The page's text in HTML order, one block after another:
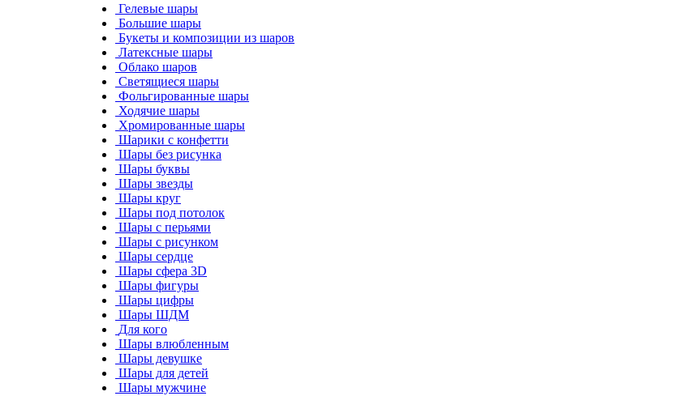
Гелевые шары
Большие шары
Букеты и композиции из шаров
Латексные шары
Облако шаров
Светящиеся шары
Фольгированные шары
Ходячие шары
Хромированные шары
Шарики с конфетти
Шары без рисунка
Шары буквы
Шары звезды
Шары круг
Шары под потолок
Шары с перьями
Шары с рисунком
Шары сердце
Шары сфера 3D
Шары фигуры
Шары цифры
Шары ШДМ
Для кого
Шары влюбленным
Шары девушке
Шары для детей
Шары мужчине